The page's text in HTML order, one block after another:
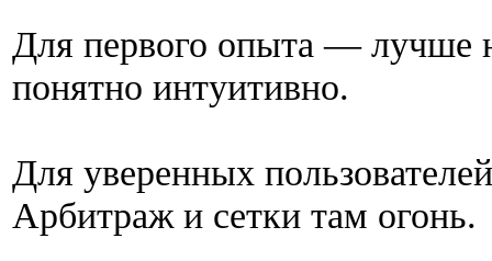
Для первого опыта — лучше
понятно интуитивно.
Для уверенных
Арбитраж и сетки там огонь.